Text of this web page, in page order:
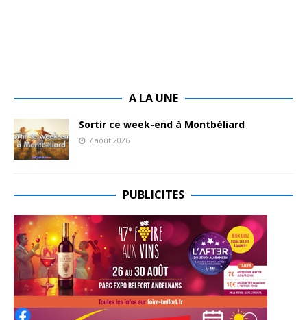
A LA UNE
Sortir ce week-end à Montbéliard
7 août 2026
PUBLICITES